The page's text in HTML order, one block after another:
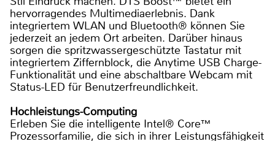
hervorragendes Multimediaerlebnis. Dank
integriertem WLAN und Bluetooth® können Sie
jederzeit an jedem Ort arbeiten. Darüber hinaus
sorgen die spritzwassergeschützte Tastatur mit
integriertem Ziffernblock, die Anytime USB Charge-
Funktionalität und eine abschaltbare Webcam mit
Status-LED für Benutzerfreundlichkeit.
Hochleistungs-Computing
Erleben Sie die intelligente Intel® Core™
Prozessorfamilie, die sich in ihrer Leistungsfähigkeit